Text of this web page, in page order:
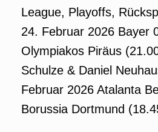
League, Playoffs,
24. Februar 2026 Bayer
Olympiakos Piräus
Schulze & Daniel
Februar 2026 Atalanta
Borussia Dortmund